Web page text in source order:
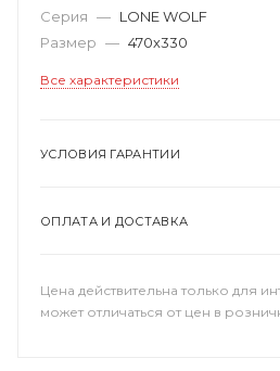
Серия — LONE WOLF
Размер — 470х330
Все характеристики
УСЛОВИЯ ГАРАНТИИ
ОПЛАТА И ДОСТАВКА
Цена действительна только для
может отличаться от цен в